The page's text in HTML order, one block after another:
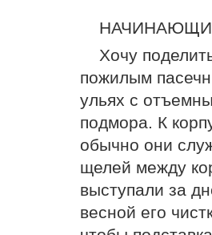
Хочу
пожилым
ульях с
подмора. К
обычно они
щелей между
выступали за
весной его